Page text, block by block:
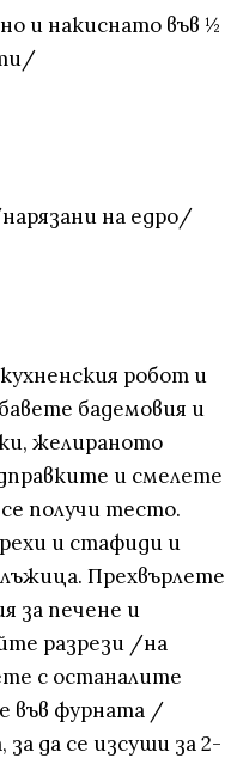
и накиснато във ½
на едро/
робот и
бадемовия и
желираното
и смелете
получи тесто.
и стафиди и
Прехвърлете
за печене и
разрези /на
с останалите
във фурната /
да се изсуши за 2-